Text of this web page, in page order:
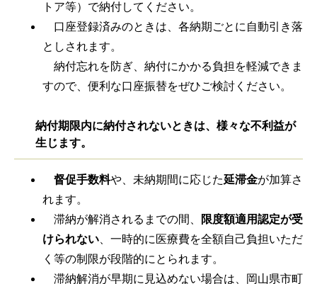
トア等）で納付してください。
口座登録済みのときは、各納期ごとに自動引き落
としされます。
納付忘れを防ぎ、納付にかかる負担を軽減できま
すので、便利な口座振替をぜひご検討ください。
納付期限内に納付されないときは、様々な不利益が
生じます。
督促手数料や、未納期間に応じた延滞金が加算さ
れます。
滞納が解消されるまでの間、
限度額適用認定が受
けられない 、一時的に医療費を全額自己負担いただ
く等の制限が段階的にとられます。
滞納解消が早期に見込めない場合は、岡山県市町